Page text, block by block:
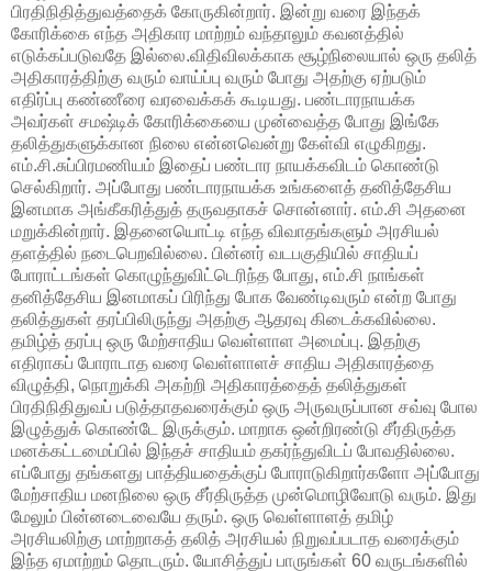
பிரதிநிதித்துவத்தைக் கோருகின்றார். இன்று வரை இந்தக்
கோரிக்கை எந்த அதிகார மாற்றம் வந்தாலும் கவனத்தில்
எடுக்கப்படுவதே இல்லை.விதிவிலக்காக சூழ்நிலையால் ஒரு தலித்
அதிகாரத்திற்கு வரும் வாய்ப்பு வரும் போது அதற்கு ஏற்படும்
எதிர்ப்பு கண்ணீரை வரவைக்கக் கூடியது. பண்டாரநாயக்க
அவர்கள் சமஷ்டிக் கோரிக்கையை முன்வைத்த போது இங்கே
தலித்துகளுக்கான நிலை என்னவென்று கேள்வி எழுகிறது.
எம்.சி.சுப்பிரமணியம் இதைப் பண்டார நாயக்கவிடம் கொண்டு
செல்கிறார். அப்போது பண்டாரநாயக்க உங்களைத் தனித்தேசிய
இனமாக அங்கீகரித்துத் தருவதாகச் சொன்னார். எம்.சி அதனை
மறுக்கின்றார். இதனையொட்டி எந்த விவாதங்களும் அரசியல்
தளத்தில் நடைபெறவில்லை. பின்னர் வடபகுதியில் சாதியப்
போராட்டங்கள் கொழுந்துவிட்டெரிந்த போது, எம்.சி நாங்கள்
தனித்தேசிய இனமாகப் பிரிந்து போக வேண்டிவரும் என்ற போது
தலித்துகள் தரப்பிலிருந்து அதற்கு ஆதரவு கிடைக்கவில்லை.
தமிழ்த் தரப்பு ஒரு மேற்சாதிய வெள்ளாள அமைப்பு. இதற்கு
எதிராகப் போராடாத வரை வெள்ளாளச் சாதிய அதிகாரத்தை
விழுத்தி, நொறுக்கி அகற்றி அதிகாரத்தைத் தலித்துகள்
பிரதிநிதிதுவப் படுத்தாதவரைக்கும் ஒரு அருவருப்பான சவ்வு போல
இழுத்துக் கொண்டே இருக்கும். மாறாக ஒன்றிரண்டு சீர்திருத்த
மனக்கட்டமைப்பில் இந்தச் சாதியம் தகர்ந்துவிடப் போவதில்லை.
எப்போது தங்களது பாத்தியதைக்குப் போராடுகிறார்களோ அப்போது
மேற்சாதிய மனநிலை ஒரு சீர்திருத்த முன்மொழிவோடு வரும். இது
மேலும் பின்னடைவையே தரும். ஒரு வெள்ளாளத் தமிழ்
அரசியலிற்கு மாற்றாகத் தலித் அரசியல் நிறுவப்படாத வரைக்கும்
இந்த ஏமாற்றம் தொடரும். யோசித்துப் பாருங்கள் 60 வருடங்களில்